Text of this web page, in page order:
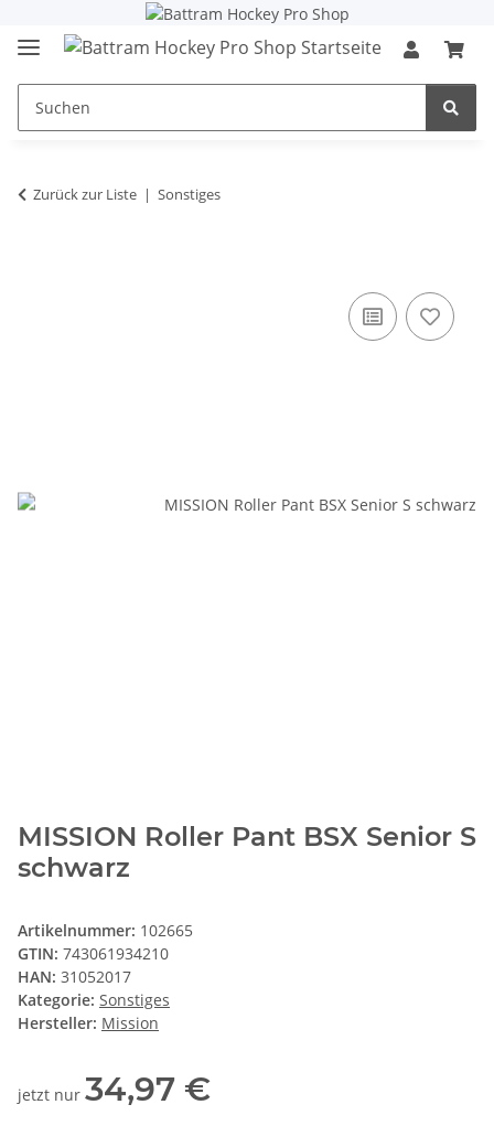
Zurück zur Liste Sonstiges
MISSION Roller Pant BSX Senior S
schwarz
Artikelnummer: 102665
GTIN: 743061934210
HAN: 31052017
Kategorie: Sonstiges
Hersteller: Mission
jetzt nur 34,97 €